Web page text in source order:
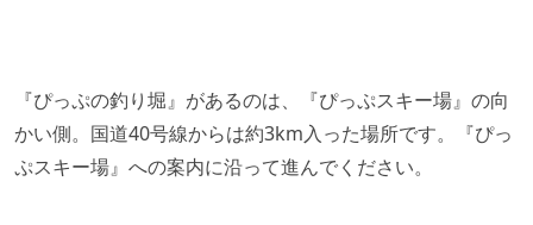
『ぴっぷの釣り堀』があるのは、『ぴっぷスキー場』の向
かい側。国道40号線からは約3km入った場所です。『ぴっ
ぷスキー場』への案内に沿って進んでください。